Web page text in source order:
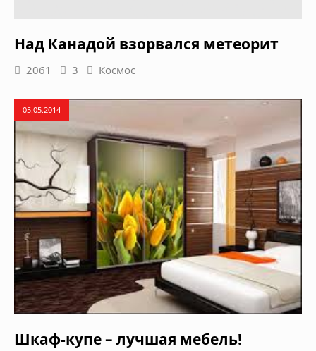
Над Канадой взорвался метеорит
2061 3 Космос
05.05.2014
Шкаф-купе – лучшая мебель!